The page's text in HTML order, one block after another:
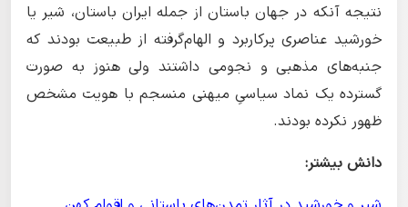
نتیجه آنکه در جهان باستان از جمله ایران باستان، شیر یا
خورشید عناصری پرکاربرد و الهام‌گرفته از طبیعت بودند که
جنبه‌های مذهبی و نجومی داشتند ولی هنوز به صورت
گسترده یک نماد سیاسیِ میهنی منسجم با هویت مشخص
ظهور نکرده بودند.
دانش بیشتر: